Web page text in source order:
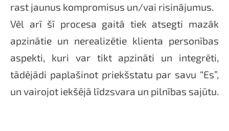
rast jaunus kompromisus un/vai risinājumus.
Vēl arī šī procesa gaitā tiek atsegti mazāk
apzinātie un nerealizētie klienta personības
aspekti, kuri var tikt apzināti un integrēti,
tādējādi paplašinot priekšstatu par savu “Es”,
un vairojot iekšējā līdzsvara un pilnības sajūtu.